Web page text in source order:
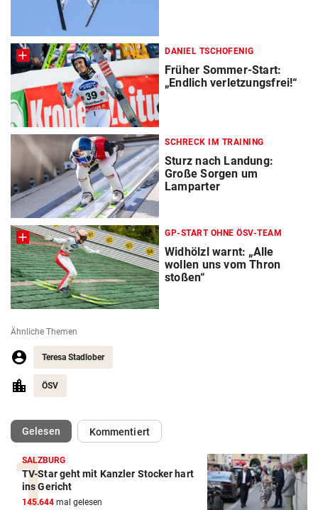
DANIEL TSCHOFENIG
Früher Sommer-Start:
„Endlich verletzungsfrei!“
SCHRECK IM TRAINING
Sturz nach Landung:
Große Sorgen um
Lamparter
GP-START OHNE ÖSV-TEAM
Widhölzl warnt: „Alle
wollen uns vom Thron
stoßen“
Ähnliche Themen
Teresa Stadlober
ÖSV
Gelesen(ausgewählt)Kommentiert
SALZBURG
TV-Star geht mit Kanzler Stocker hart
ins Gericht
145.644 mal gelesen
Action-Cam Vergleich
ZUM VERGLEICH